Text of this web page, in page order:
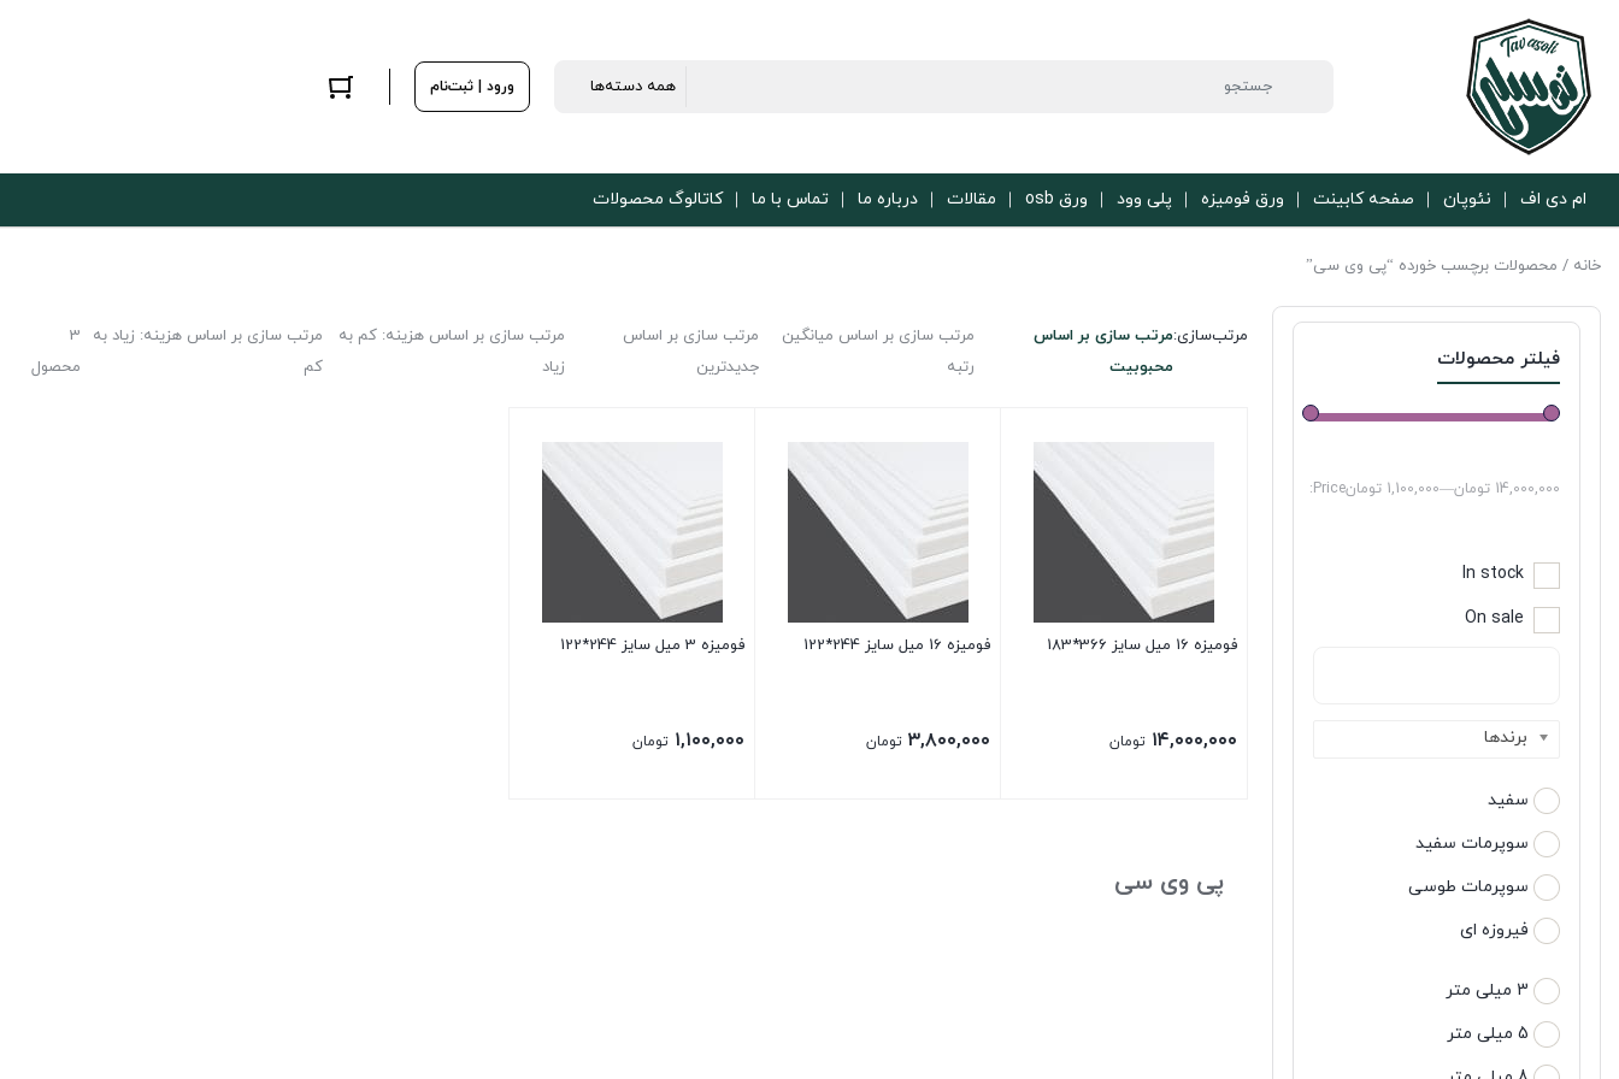
ورود | ثبت‌نام
ام دی اف نئوپان صفحه کابینت ورق فومیزه پلی وود ورق osb مقالات درباره ما تماس با ما کاتالوگ محصولات
خانه / محصولات برچسب خورده “پی وی سی”
فیلتر محصولات
Price: 1,100,000 تومان— 14,000,000 تومان
In stock
On sale
برندها
سفید
سوپرمات سفید
سوپرمات طوسی
فیروزه ای
3 میلی متر
5 میلی متر
3
محصول
مرتب‌سازی:مرتب سازی بر اساس
محبوبیت
مرتب سازی بر اساس میانگین
رتبه
مرتب سازی بر اساس
جدیدترین
مرتب سازی بر اساس هزینه: کم به
زیاد
مرتب سازی بر اساس هزینه: زیاد به
کم
فومیزه 16 میل سایز 366*183
۱۴,۰۰۰,۰۰۰ تومان
فومیزه 16 میل سایز 244*122
۳,۸۰۰,۰۰۰ تومان
فومیزه 3 میل سایز 244*122
۱,۱۰۰,۰۰۰ تومان
پی وی سی